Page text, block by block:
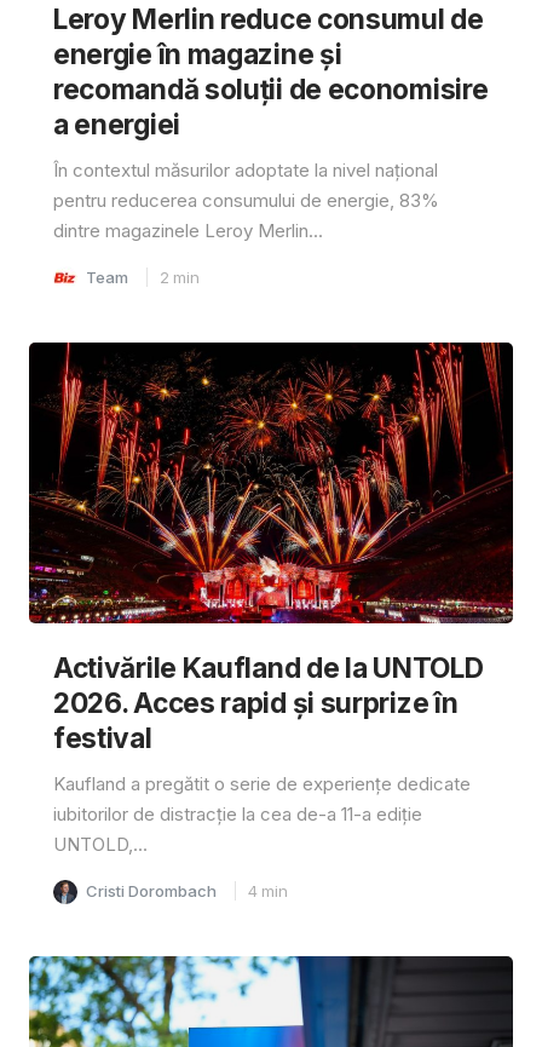
Leroy Merlin reduce consumul de
energie în magazine și
recomandă soluții de economisire
a energiei
În contextul măsurilor adoptate la nivel național
pentru reducerea consumului de energie, 83%
dintre magazinele Leroy Merlin...
Team 2 min
Activările Kaufland de la UNTOLD
2026. Acces rapid și surprize în
festival
Kaufland a pregătit o serie de experiențe dedicate
iubitorilor de distracție la cea de-a 11-a ediție
UNTOLD,...
Cristi Dorombach 4 min